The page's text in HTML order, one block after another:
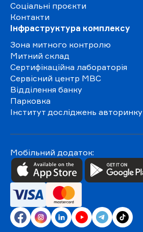
Соціальні проєкти
Контакти
Інфраструктура комплексу
Зона митного контролю
Митний склад
Сертифікаційна лабораторія
Сервісний центр МВС
Відділення банку
Парковка
Інститут досліджень авторинку
Мобільний додаток: